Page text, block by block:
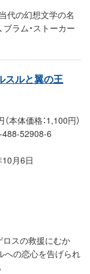
代の幻想文学の名
ラム・ストーカー
スルと翼の王
本体価格：1,100円）
52908-6
月6日
ロスの救援にむか
への恋心を告げられ